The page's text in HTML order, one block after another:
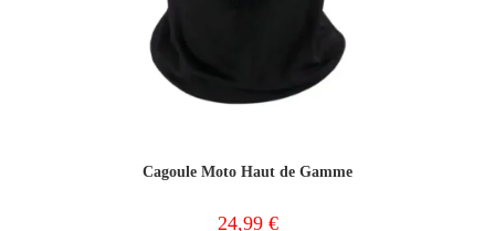
Cagoule Moto Haut de Gamme
24,99 €